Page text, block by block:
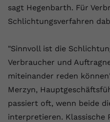
sagt Hegenbarth. Für
Schlichtungsverfahren
"Sinnvoll ist die
Verbraucher und
miteinander reden
Merzyn,
passiert oft, wenn beide
interpretieren. Klassische
Name yt-remote-
Laufzeit Session
Zweck
speichern,
Videos